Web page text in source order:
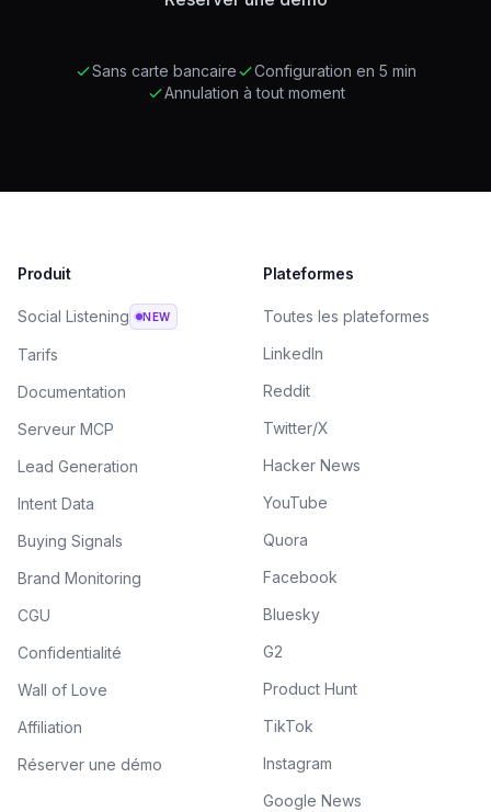
Sans carte bancaire
Configuration en 5 min
Annulation à tout moment
Produit
Social Listening NEW
Tarifs
Documentation
Serveur MCP
Lead Generation
Intent Data
Buying Signals
Brand Monitoring
CGU
Confidentialité
Wall of Love
Affiliation
Réserver une démo
Plateformes
Toutes les plateformes
LinkedIn
Reddit
Twitter/X
Hacker News
YouTube
Quora
Facebook
Bluesky
G2
Product Hunt
TikTok
Instagram
Google News